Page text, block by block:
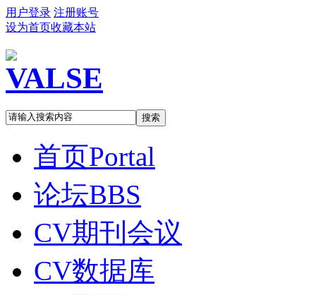
用户登录 注册账号
设为首页收藏本站
搜索
首页Portal
论坛BBS
CV期刊会议
CV数据库